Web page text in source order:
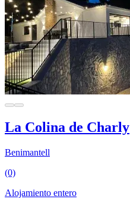
La Colina de Charly
Benimantell
(0)
Alojamiento entero